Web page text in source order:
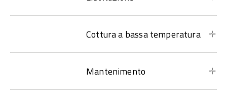
Cottura a bassa temperatura
Mantenimento